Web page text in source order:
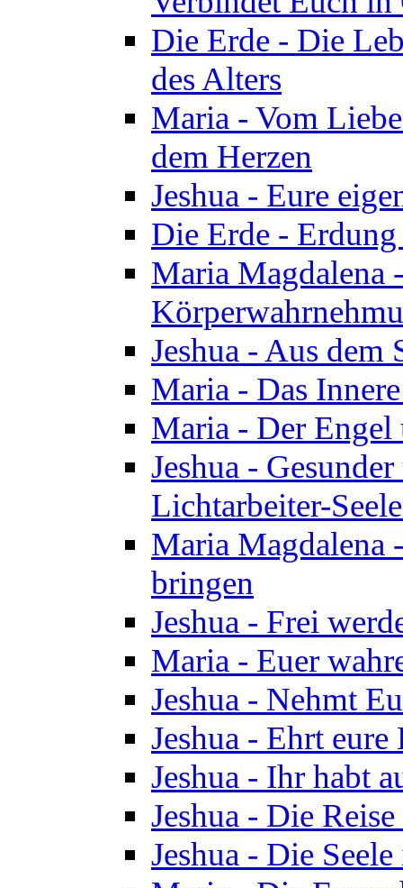
Die Erde - Die
des Alters
Maria - Vom
dem Herzen
Jeshua - Eure
Die Erde -
Maria Magdalena
Jeshua - Aus dem
Maria - Das
Maria - Der Engel
Jeshua -
Lichtarbeiter-
Maria Magdalena
bringen
Jeshua - Frei
Maria - Euer
Jeshua - Nehmt
Jeshua - Ehrt
Jeshua - Ihr habt
Jeshua - Die
Jeshua - Die